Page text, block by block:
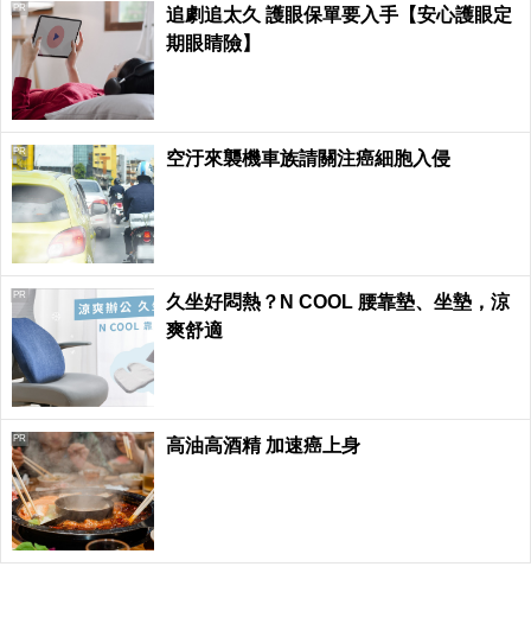
追劇追太久 護眼保單要入手【安心護眼定
期眼睛險】
PR
空汙來襲機車族請關注癌細胞入侵
PR
久坐好悶熱？N COOL 腰靠墊、坐墊，涼
爽舒適
PR
高油高酒精 加速癌上身
PR